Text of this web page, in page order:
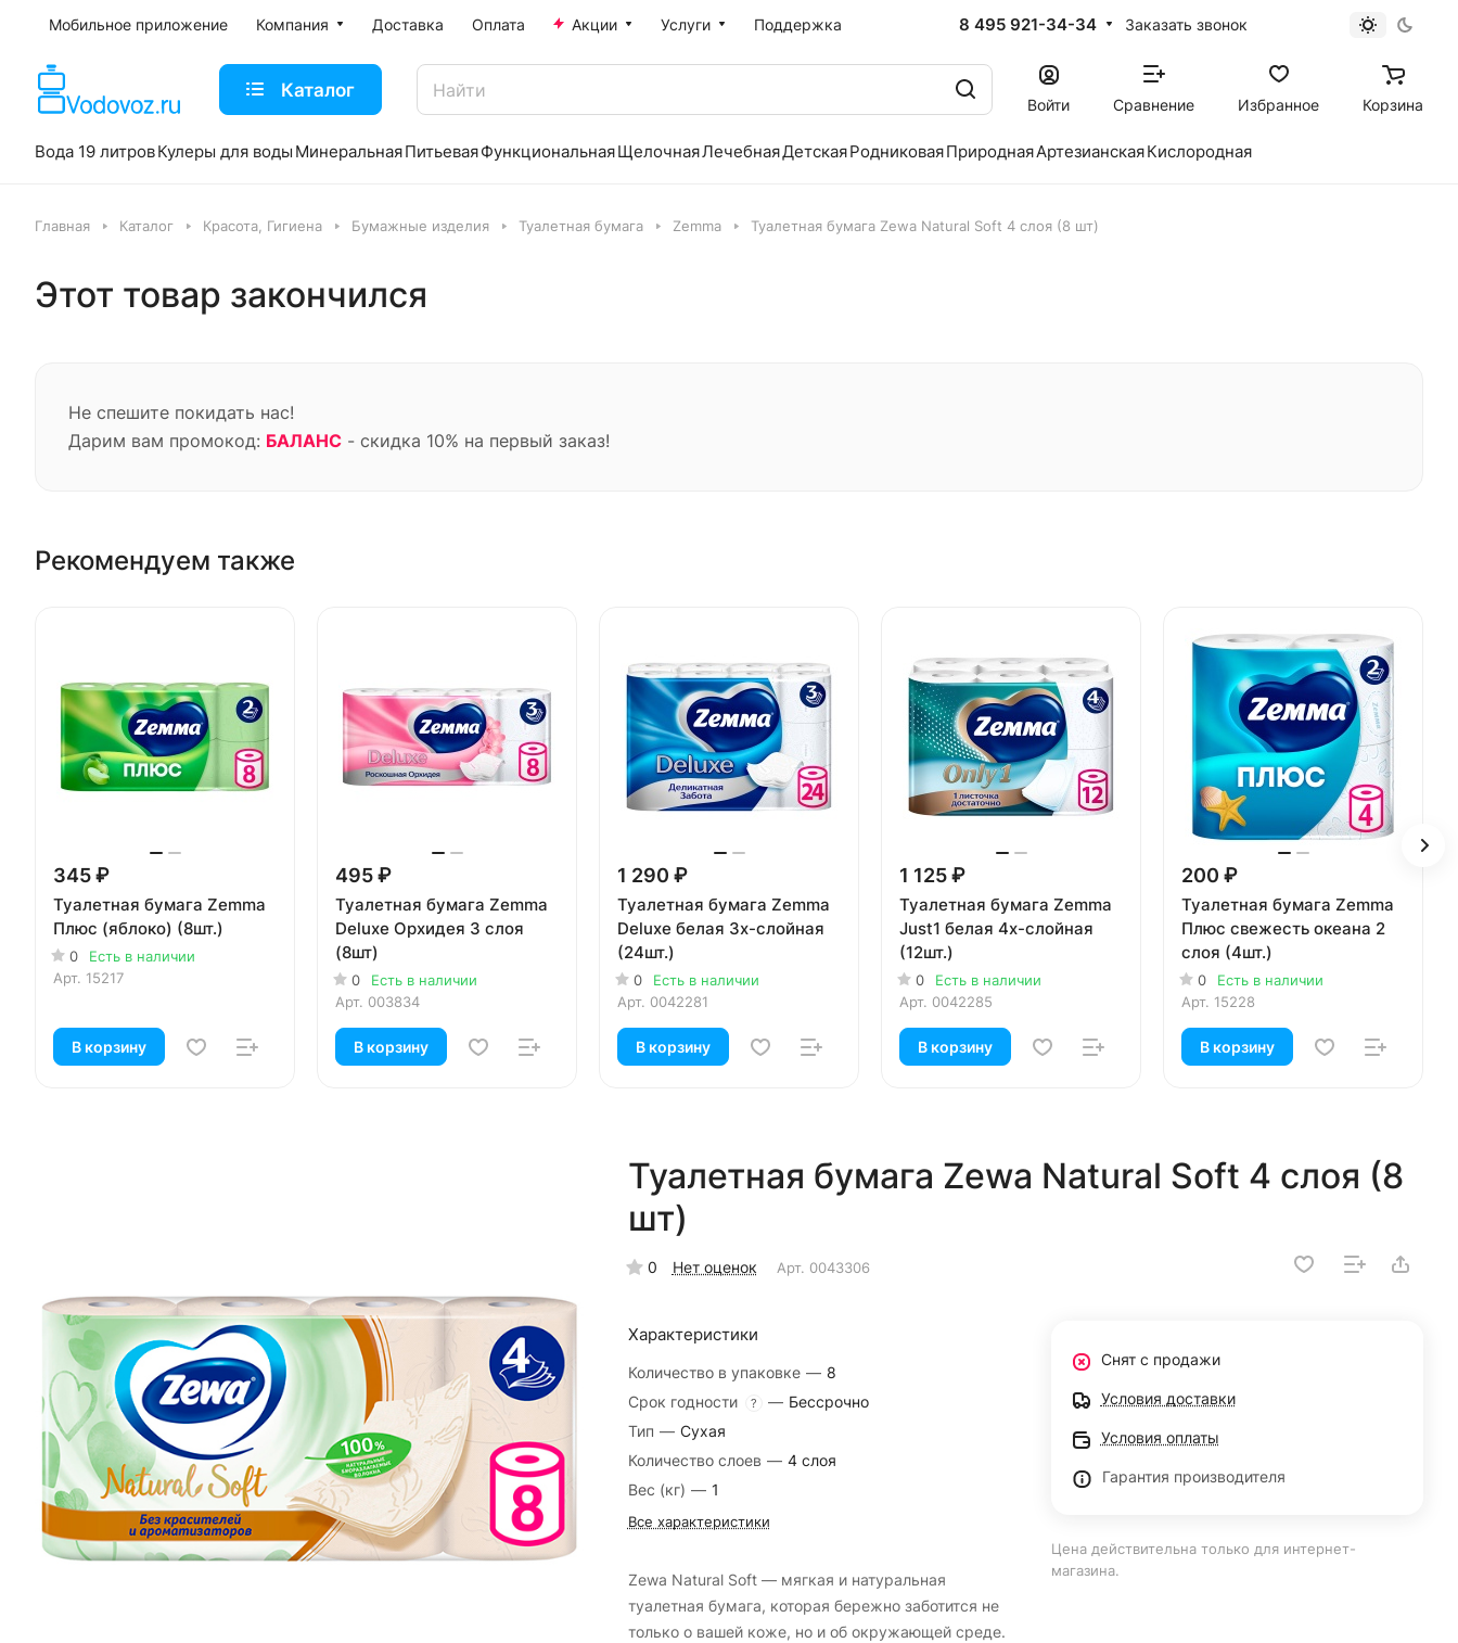
Мобильное приложение Компания Доставка Оплата Акции Услуги Поддержка 8 495 921-34-34 Заказать звонок
Каталог
Войти Сравнение Избранное Корзина
Вода 19 литровКулеры для воды МинеральнаяПитьеваяФункциональнаяЩелочнаяЛечебнаяДетскаяРодниковаяПрироднаяАртезианскаяКислородная
Главная Каталог Красота, Гигиена Бумажные изделия Туалетная бумага Zemma Туалетная бумага Zewa Natural Soft 4 слоя (8 шт)
Этот товар закончился
Не спешите покидать нас!
Дарим вам промокод: БАЛАНС - скидка 10% на первый заказ!
Рекомендуем также
345 ₽
Туалетная бумага Zemma
Плюс (яблоко) (8шт.)
0
Есть в наличии
Арт. 15217
В корзину
495 ₽
Туалетная бумага Zemma
Deluxe Орхидея 3 слоя
(8шт)
0
Есть в наличии
Арт. 003834
В корзину
1 290 ₽
Туалетная бумага Zemma
Deluxe белая 3х-слойная
(24шт.)
0
Есть в наличии
Арт. 0042281
В корзину
1 125 ₽
Туалетная бумага Zemma
Just1 белая 4х-слойная
(12шт.)
0
Есть в наличии
Арт. 0042285
В корзину
200 ₽
Туалетная бумага Zemma
Плюс свежесть океана 2
слоя (4шт.)
0
Есть в наличии
Арт. 15228
В корзину
Туалетная бумага Zewa Natural Soft 4 слоя (8
шт)
0 Нет оценок Арт. 0043306
Характеристики
Количество в упаковке — 8
Срок годности
? — Бессрочно
Тип — Сухая
Количество слоев — 4 слоя
Вес (кг) — 1
Все характеристики
Zewa Natural Soft — мягкая и натуральная
туалетная бумага, которая бережно заботится не
только о вашей коже, но и об окружающей среде.
Снят с продажи
Условия доставки
Условия оплаты
Гарантия производителя
Цена действительна только для интернет-
магазина.